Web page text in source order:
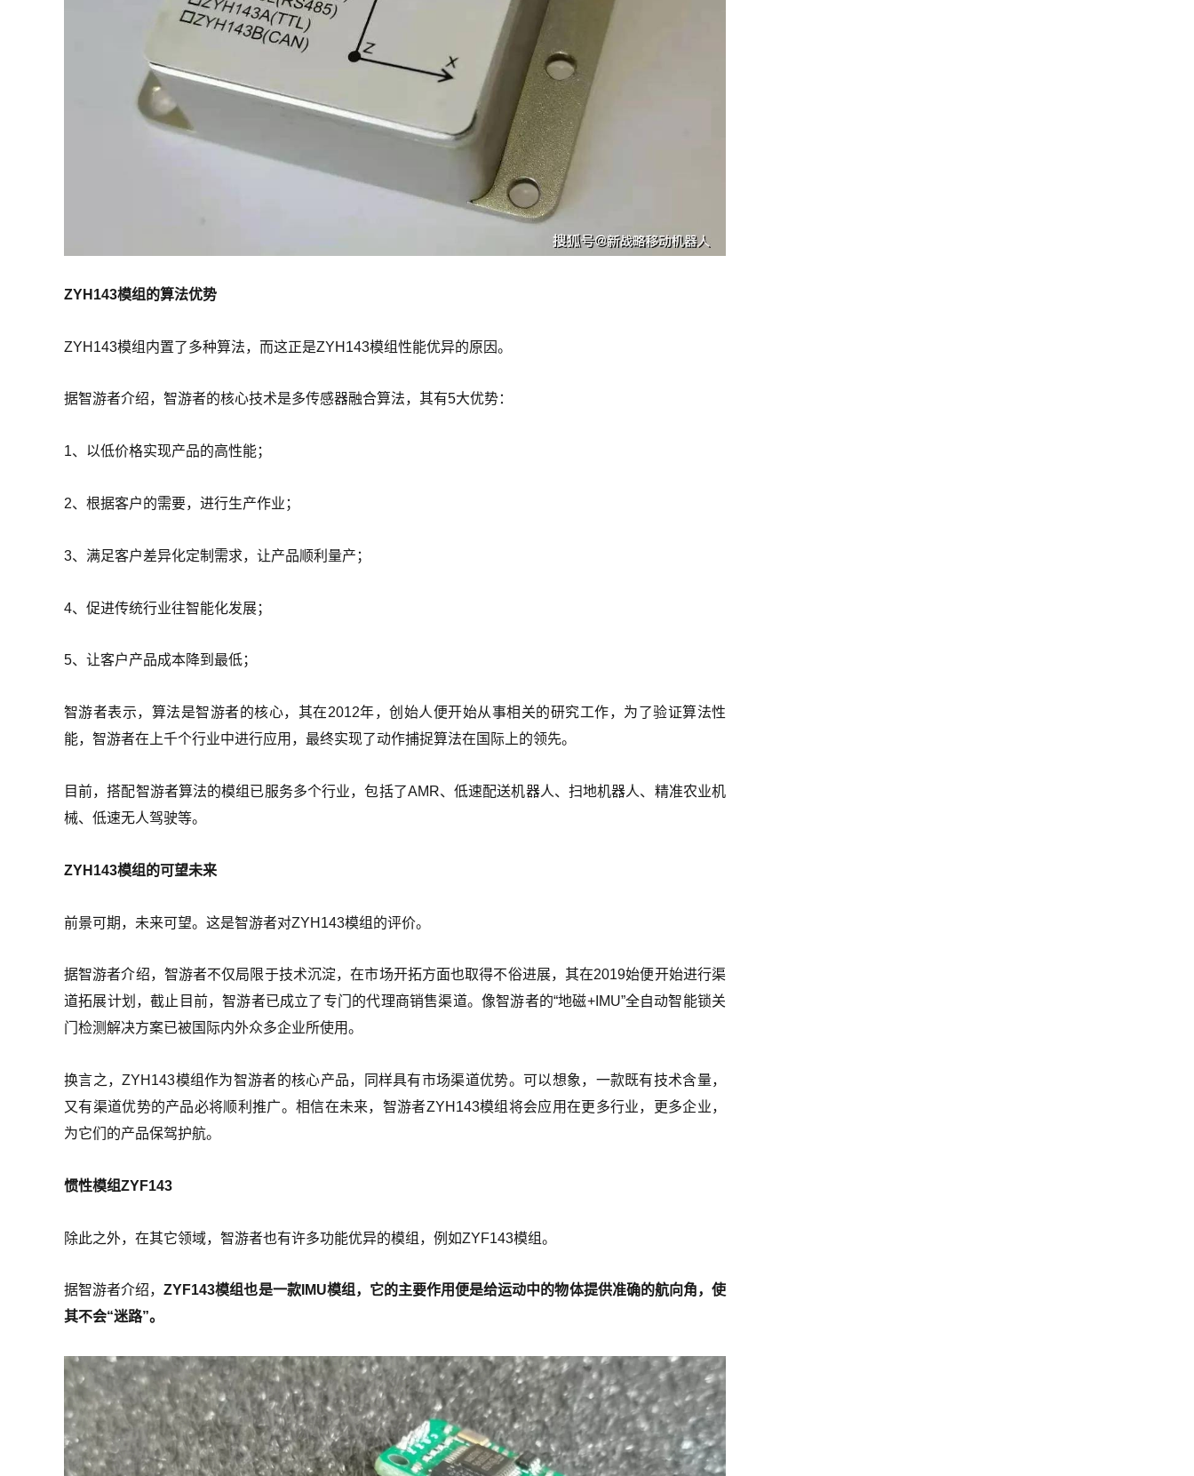
ZYH143模组的算法优势
ZYH143模组内置了多种算法，而这正是ZYH143模组性能优异的原因。
据智游者介绍，智游者的核心技术是多传感器融合算法，其有5大优势：
1、以低价格实现产品的高性能；
2、根据客户的需要，进行生产作业；
3、满足客户差异化定制需求，让产品顺利量产；
4、促进传统行业往智能化发展；
5、让客户产品成本降到最低；
智游者表示，算法是智游者的核心，其在2012年，创始人便开始从事相关的研究工作，为了验证算法性
能，智游者在上千个行业中进行应用，最终实现了动作捕捉算法在国际上的领先。
目前，搭配智游者算法的模组已服务多个行业，包括了AMR、低速配送机器人、扫地机器人、精准农业机
械、低速无人驾驶等。
ZYH143模组的可望未来
前景可期，未来可望。这是智游者对ZYH143模组的评价。
据智游者介绍，智游者不仅局限于技术沉淀，在市场开拓方面也取得不俗进展，其在2019始便开始进行渠
道拓展计划，截止目前，智游者已成立了专门的代理商销售渠道。像智游者的“地磁+IMU”全自动智能锁关
门检测解决方案已被国际内外众多企业所使用。
换言之，ZYH143模组作为智游者的核心产品，同样具有市场渠道优势。可以想象，一款既有技术含量，
又有渠道优势的产品必将顺利推广。相信在未来，智游者ZYH143模组将会应用在更多行业，更多企业，
为它们的产品保驾护航。
惯性模组ZYF143
除此之外，在其它领域，智游者也有许多功能优异的模组，例如ZYF143模组。
据智游者介绍，ZYF143模组也是一款IMU模组，它的主要作用便是给运动中的物体提供准确的航向角，使
其不会“迷路”。